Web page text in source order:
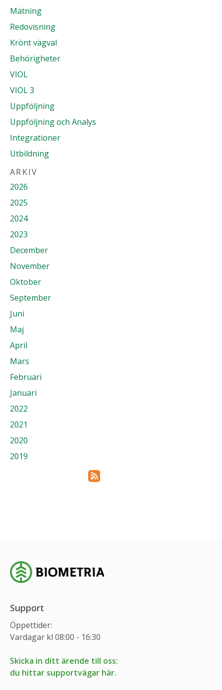
Mätning
Redovisning
Krönt vägval
Behörigheter
VIOL
VIOL 3
Uppföljning
Uppföljning och Analys
Integrationer
Utbildning
ARKIV
2026
2025
2024
2023
December
November
Oktober
September
Juni
Maj
April
Mars
Februari
Januari
2022
2021
2020
2019
Support
Öppettider:
Vardagar kl 08:00 - 16:30
Skicka in ditt ärende till oss:
du hittar supportvägar här.